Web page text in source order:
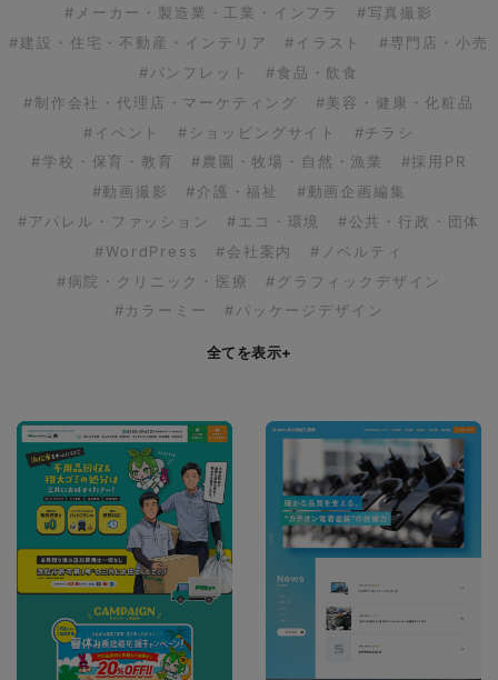
#メーカー・製造業・工業・インフラ
#写真撮影
#建設・住宅・不動産・インテリア
#イラスト
#専門店・小売
#パンフレット
#食品・飲食
#制作会社・代理店・マーケティング
#美容・健康・化粧品
#イベント
#ショッピングサイト
#チラシ
#学校・保育・教育
#農園・牧場・自然・漁業
#採用PR
#動画撮影
#介護・福祉
#動画企画編集
#アパレル・ファッション
#エコ・環境
#公共・行政・団体
#WordPress
#会社案内
#ノベルティ
#病院・クリニック・医療
#グラフィックデザイン
#カラーミー
#パッケージデザイン
全てを表示+